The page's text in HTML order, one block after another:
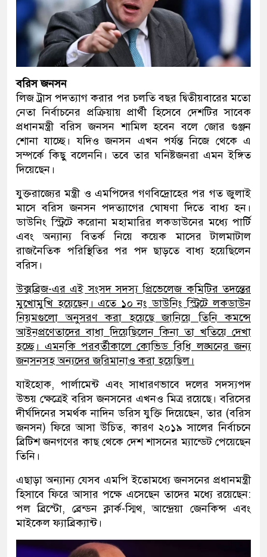
বরিস জনসন
লিজ ট্রাস পদত্যাগ করার পর চলতি বছর দ্বিতীয়বারের মতো
নেতা নির্বাচনের প্রক্রিয়ায় প্রার্থী হিসেবে দেশটির সাবেক
প্রধানমন্ত্রী বরিস জনসন শামিল হবেন বলে জোর গুঞ্জন
শোনা যাচ্ছে। যদিও জনসন এখন পর্যন্ত নিজে থেকে এ
সম্পর্কে কিছু বলেননি। তবে তার ঘনিষ্টজনরা এমন ইঙ্গিত
দিয়েছেন।
যুক্তরাজ্যের মন্ত্রী ও এমপিদের গণবিদ্রোহের পর গত জুলাই
মাসে বরিস জনসন পদত্যাগের ঘোষণা দিতে বাধ্য হন।
ডাউনিং স্ট্রিটে করোনা মহামারির লকডাউনের মধ্যে পার্টি
এবং অন্যান্য বিতর্ক নিয়ে কয়েক মাসের টালমাটাল
রাজনৈতিক পরিস্থিতির পর পদ ছাড়তে বাধ্য হয়েছিলেন
বরিস।
উক্সব্রিজ-এর এই সংসদ সদস্য প্রিভেলেজ কমিটির তদন্তের
মুখোমুখি হয়েছেন। এতে ১০ নং ডাউনিং স্ট্রিটে লকডাউন
নিয়মগুলো অনুসরণ করা হয়েছে জানিয়ে তিনি কমন্সে
আইনপ্রণেতাদের বাধা দিয়েছিলেন কিনা তা খতিয়ে দেখা
হচ্ছে। এমনকি পরবর্তীকালে কোভিড বিধি লঙ্ঘনের জন্য
জনসনসহ অন্যদের জরিমানাও করা হয়েছিল।
যাইহোক, পার্লামেন্ট এবং সাধারণভাবে দলের সদস্যপদ
উভয় ক্ষেত্রেই বরিস জনসনের এখনও মিত্র রয়েছে। বরিসের
দীর্ঘদিনের সমর্থক নাদিন ডরিস যুক্তি দিয়েছেন, তার (বরিস
জনসন) ফিরে আসা উচিত, কারণ ২০১৯ সালের নির্বাচনে
ব্রিটিশ জনগণের কাছ থেকে দেশ শাসনের ম্যান্ডেট পেয়েছেন
তিনি।
এছাড়া অন্যান্য যেসব এমপি ইতোমধ্যে জনসনের প্রধানমন্ত্রী
হিসাবে ফিরে আসার পক্ষে এসেছেন তাদের মধ্যে রয়েছেন:
পল ব্রিস্টো, ব্রেন্ডন ক্লার্ক-স্মিথ, আন্দ্রেয়া জেনকিন্স এবং
মাইকেল ফ্যাব্রিক্যান্ট।